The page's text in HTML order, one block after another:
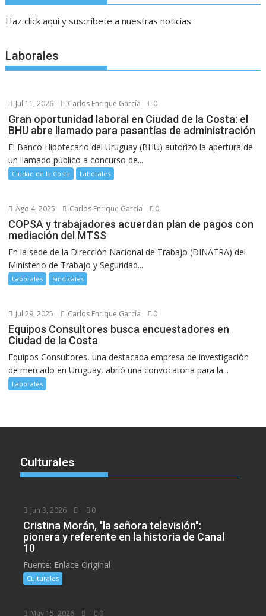
Haz click aquí y suscríbete a nuestras noticias
Laborales
Jul 11, 2026 Carlos Enrique García 0
Gran oportunidad laboral en Ciudad de la Costa: el
BHU abre llamado para pasantías de administración
El Banco Hipotecario del Uruguay (BHU) autorizó la apertura de
un llamado público a concurso de...
Ciudad de la Costa Laborales
Ago 4, 2025 Carlos Enrique García 0
COPSA y trabajadores acuerdan plan de pagos con
mediación del MTSS
En la sede de la Dirección Nacional de Trabajo (DINATRA) del
Ministerio de Trabajo y Seguridad...
Laborales Sindicales
Jul 29, 2025 Carlos Enrique García 0
Equipos Consultores busca encuestadores en
Ciudad de la Costa
Equipos Consultores, una destacada empresa de investigación
de mercado en Uruguay, abrió una convocatoria para la...
Laborales
Culturales
Jun 3, 2026 0
Cristina Morán, "la señora televisión":
pionera y referente en la historia de Canal
10
Fuente: Enlace Original
Culturales
May 15, 2026 0